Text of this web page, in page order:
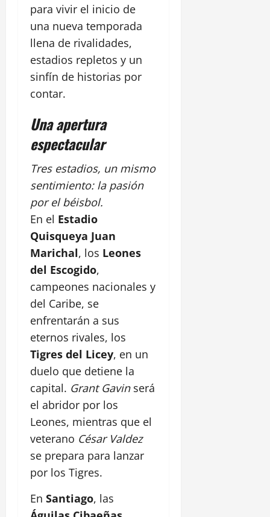
para vivir el inicio de
una nueva temporada
llena de rivalidades,
estadios repletos y un
sinfín de historias por
contar.
Una apertura
espectacular
Tres estadios, un mismo
sentimiento: la pasión
por el béisbol.
En el Estadio
Quisqueya Juan
Marichal, los Leones
del Escogido,
campeones nacionales y
del Caribe, se
enfrentarán a sus
eternos rivales, los
Tigres del Licey, en un
duelo que detiene la
capital. Grant Gavinserá
el abridor por los
Leones, mientras que el
veterano César Valdez
se prepara para lanzar
por los Tigres.
En Santiago, las